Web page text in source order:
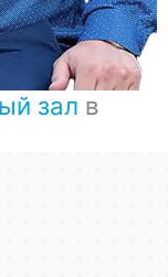
зал в